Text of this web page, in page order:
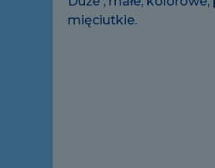
mięciutkie.